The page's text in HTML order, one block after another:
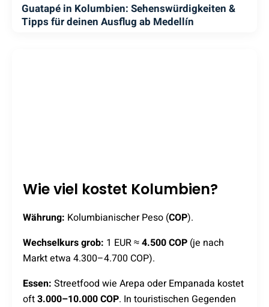
Guatapé in Kolumbien: Sehenswürdigkeiten &
Tipps für deinen Ausflug ab Medellín
Wie viel kostet Kolumbien?
Währung: Kolumbianischer Peso (COP).
Wechselkurs grob: 1 EUR ≈4.500 COP (je nach
Markt etwa 4.300–4.700 COP).
Essen: Streetfood wie Arepa oder Empanada kostet
oft3.000–10.000 COP. In touristischen Gegenden